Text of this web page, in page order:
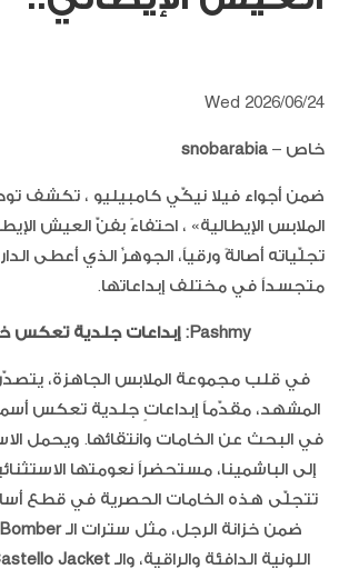
Wed 2026/06/24
خاص –snobarabia
ضمن أجواء فيلا نيكّي كامبيليو ، تكشف
الملابس الإيطالية» ، احتفاءً بفنّ العيش
تجلّياته أصالةً ورقياً، الجوهرٌ الذي أعطى
متجسداً في مختلف إبداعاتها.
Pashmy: إبداعات جلدية تعكس خبرة تودز..
في قلب مجموعة الملابس الجاهزة،
المشهد، مقدّماً إبداعاتٍ جلدية تعكس
في البحث عن الخامات وانتقائها. ويحمل
إلى الباشمينا، مستحضراً نعومتها
تتجلّى هذه الخامات الحصرية في قطع
ضمن خزانة الرجل، مثل سترات الـ
اللونية الدافئة والراقية، والـ Jacket